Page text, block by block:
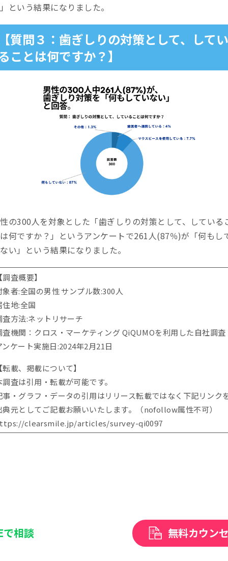
という結果になりました。
質問３：歯ぎしりの対策として、してい
ことは何ですか？】
の300人を対象とした「歯ぎしりの対策として、している
何ですか？」というアンケートで261人(87％)が「何もし
い」という結果になりました。
調査概要】
象者:全国の男性 サンプル数:300人
住地:全国
査方法:ネットリサーチ
査機関：クロス・マーケティング QiQUMOを利用した自社調査
ンケート実施日:2024年2月21日
転載、掲載について】
調査は引用・転載が可能です。
事・グラフ・データの引用はリリース転載ではなく下記リンク
典元としてご記載お願いいたします。（nofollow属性不可）
clearsmile.jp/articles/survey-qi0097
相談 無料カウン